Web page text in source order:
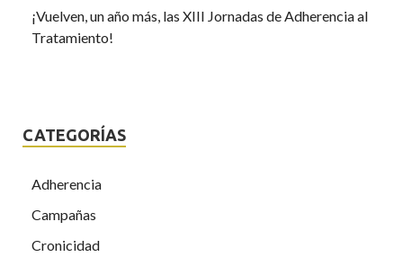
¡Vuelven, un año más, las XIII Jornadas de Adherencia al
Tratamiento!
CATEGORÍAS
Adherencia
Campañas
Cronicidad